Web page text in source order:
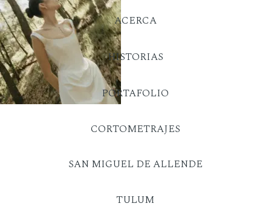
ACERCA
SAN MIGUEL DE ALLENDE
HISTORIAS
TULUM
PORTAFOLIO
CORTOMETRAJES